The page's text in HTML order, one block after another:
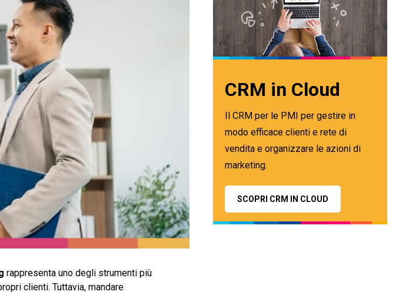
rappresenta uno degli strumenti più
clienti. Tuttavia, mandare
CRM in Cloud
Il CRM per le PMI per gestire in
modo efficace clienti e rete di
vendita e organizzare le azioni di
marketing.
SCOPRI CRM IN CLOUD